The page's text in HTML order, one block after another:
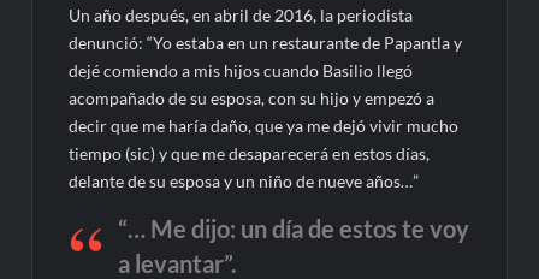
Un año después, en abril de 2016, la periodista
denunció: “Yo estaba en un restaurante de Papantla y
dejé comiendo a mis hijos cuando Basilio llegó
acompañado de su esposa, con su hijo y empezó a
decir que me haría daño, que ya me dejó vivir mucho
tiempo (sic) y que me desaparecerá en estos días,
delante de su esposa y un niño de nueve años…”
“… Me dijo: un día de estos te voy
a levantar”.